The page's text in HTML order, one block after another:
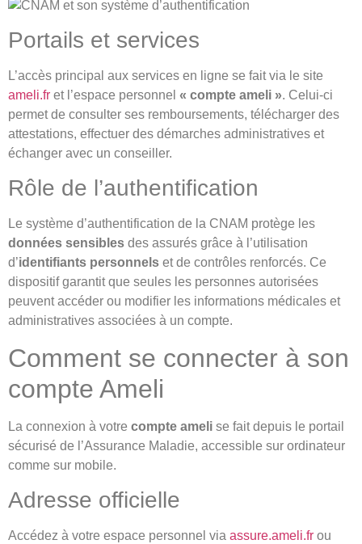
Portails et services
L’accès principal aux services en ligne se fait via le site
ameli.fr et l’espace personnel « compte ameli ». Celui-ci
permet de consulter ses remboursements, télécharger des
attestations, effectuer des démarches administratives et
échanger avec un conseiller.
Rôle de l’authentification
Le système d’authentification de la CNAM protège les
données sensibles des assurés grâce à l’utilisation
d’identifiants personnels et de contrôles renforcés. Ce
dispositif garantit que seules les personnes autorisées
peuvent accéder ou modifier les informations médicales et
administratives associées à un compte.
Comment se connecter à son
compte Ameli
La connexion à votre compte ameli se fait depuis le portail
sécurisé de l’Assurance Maladie, accessible sur ordinateur
comme sur mobile.
Adresse officielle
Accédez à votre espace personnel via assure.ameli.fr ou